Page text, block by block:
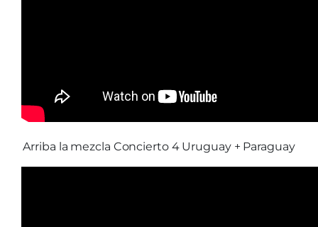
Arriba la mezcla Concierto 4 Uruguay + Paraguay